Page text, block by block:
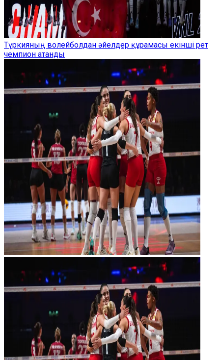
Түркияның волейболдан әйелдер құрамасы екінші рет
чемпион атанды